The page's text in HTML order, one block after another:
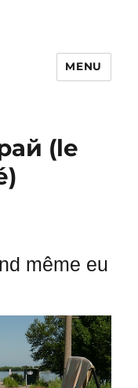
MENU
(le
même eu